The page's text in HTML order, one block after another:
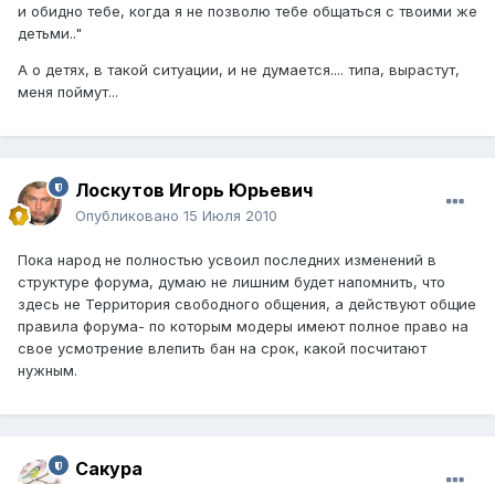
и обидно тебе, когда я не позволю тебе общаться с твоими же
детьми.."
А о детях, в такой ситуации, и не думается.... типа, вырастут,
меня поймут...
Лоскутов Игорь Юрьевич
Опубликовано 15 Июля 2010
Пока народ не полностью усвоил последних изменений в
структуре форума, думаю не лишним будет напомнить, что
здесь не Территория свободного общения, а действуют общие
правила форума- по которым модеры имеют полное право на
свое усмотрение влепить бан на срок, какой посчитают
нужным.
Сакура